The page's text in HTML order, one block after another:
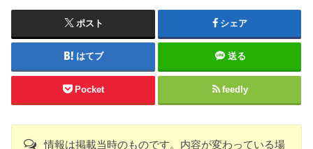
ポスト シェア
はてブ 送る
Pocket feedly
情報は掲載当時のものです。内容が変わっている場